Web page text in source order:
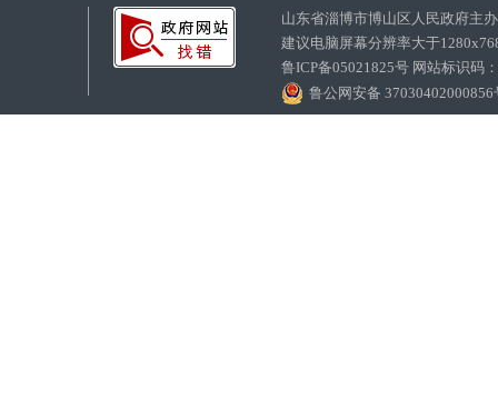
山东省淄博市博山区人民政府
建议电脑屏幕分辨率大于
鲁ICP备05021825号 网站标识码
鲁公网安备 37030402000856